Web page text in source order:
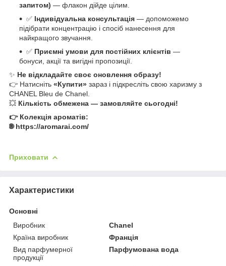
запитом) — флакон дійде цілим.
✅ Індивідуальна консультація — допоможемо
підібрати концентрацію і спосіб нанесення для
найкращого звучання.
✅ Приємні умови для постійних клієнтів —
бонуси, акції та вигідні пропозиції.
✨ Не відкладайте своє оновлення образу!
👉 Натисніть «Купити» зараз і підкресліть свою харизму з
CHANEL Bleu de Chanel.
💥 Кількість обмежена — замовляйте сьогодні!
👉 Колекція ароматів:
🌐 https://aromarai.com/
Приховати
Характеристики
Основні
Виробник
Chanel
Країна виробник
Франція
Вид парфумерної
продукції
Парфумована вода